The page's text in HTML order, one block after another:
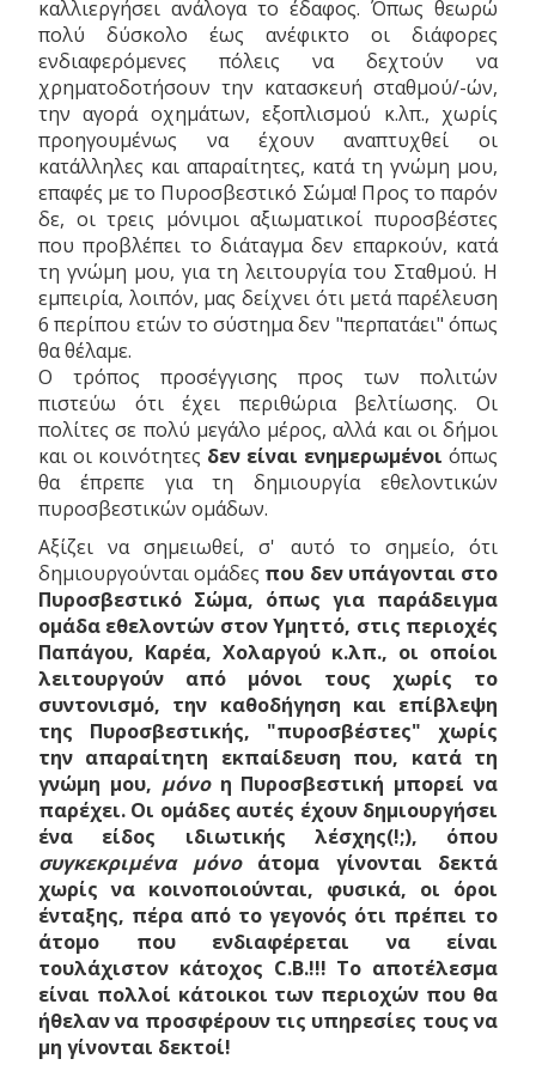
καλλιεργήσει ανάλογα το έδαφος. Όπως θεωρώ
πολύ δύσκολο έως ανέφικτο οι διάφορες
ενδιαφερόμενες πόλεις να δεχτούν να
χρηματοδοτήσουν την κατασκευή σταθμού/-ών,
την αγορά οχημάτων, εξοπλισμού κ.λπ., χωρίς
προηγουμένως να έχουν αναπτυχθεί οι
κατάλληλες και απαραίτητες, κατά τη γνώμη μου,
επαφές με το Πυροσβεστικό Σώμα! Προς το παρόν
δε, οι τρεις μόνιμοι αξιωματικοί πυροσβέστες
που προβλέπει το διάταγμα δεν επαρκούν, κατά
τη γνώμη μου, για τη λειτουργία του Σταθμού. Η
εμπειρία, λοιπόν, μας δείχνει ότι μετά παρέλευση
6 περίπου ετών το σύστημα δεν "περπατάει" όπως
θα θέλαμε.
Ο τρόπος προσέγγισης προς των πολιτών
πιστεύω ότι έχει περιθώρια βελτίωσης. Οι
πολίτες σε πολύ μεγάλο μέρος, αλλά και οι δήμοι
και οι κοινότητες δεν είναι ενημερωμένοι όπως
θα έπρεπε για τη δημιουργία εθελοντικών
πυροσβεστικών ομάδων.
Αξίζει να σημειωθεί, σ' αυτό το σημείο, ότι
δημιουργούνται ομάδες που δεν υπάγονται στο
Πυροσβεστικό Σώμα, όπως για παράδειγμα
ομάδα εθελοντών στον Υμηττό, στις περιοχές
Παπάγου, Καρέα, Χολαργού κ.λπ., οι οποίοι
λειτουργούν από μόνοι τους χωρίς το
συντονισμό, την καθοδήγηση και επίβλεψη
της Πυροσβεστικής, "πυροσβέστες" χωρίς
την απαραίτητη εκπαίδευση που, κατά τη
γνώμη μου, μόνοη Πυροσβεστική μπορεί να
παρέχει. Οι ομάδες αυτές έχουν δημιουργήσει
ένα είδος ιδιωτικής λέσχης(!;), όπου
συγκεκριμένα μόνοάτομα γίνονται δεκτά
χωρίς να κοινοποιούνται, φυσικά, οι όροι
ένταξης, πέρα από το γεγονός ότι πρέπει το
άτομο που ενδιαφέρεται να είναι
τουλάχιστον κάτοχος C.B.!!! Το αποτέλεσμα
είναι πολλοί κάτοικοι των περιοχών που θα
ήθελαν να προσφέρουν τις υπηρεσίες τους να
μη γίνονται δεκτοί!